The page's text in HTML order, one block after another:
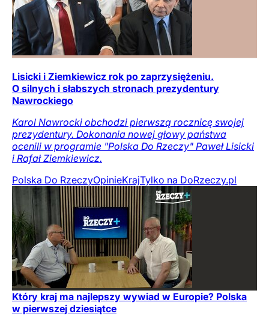
Lisicki i Ziemkiewicz rok po zaprzysiężeniu.
O silnych i słabszych stronach prezydentury
Nawrockiego
Karol Nawrocki obchodzi pierwszą rocznicę swojej
prezydentury. Dokonania nowej głowy państwa
ocenili w programie "Polska Do Rzeczy" Paweł Lisicki
i Rafał Ziemkiewicz.
Polska Do RzeczyOpinieKrajTylko na DoRzeczy.pl
Który kraj ma najlepszy wywiad w Europie? Polska
w pierwszej dziesiątce